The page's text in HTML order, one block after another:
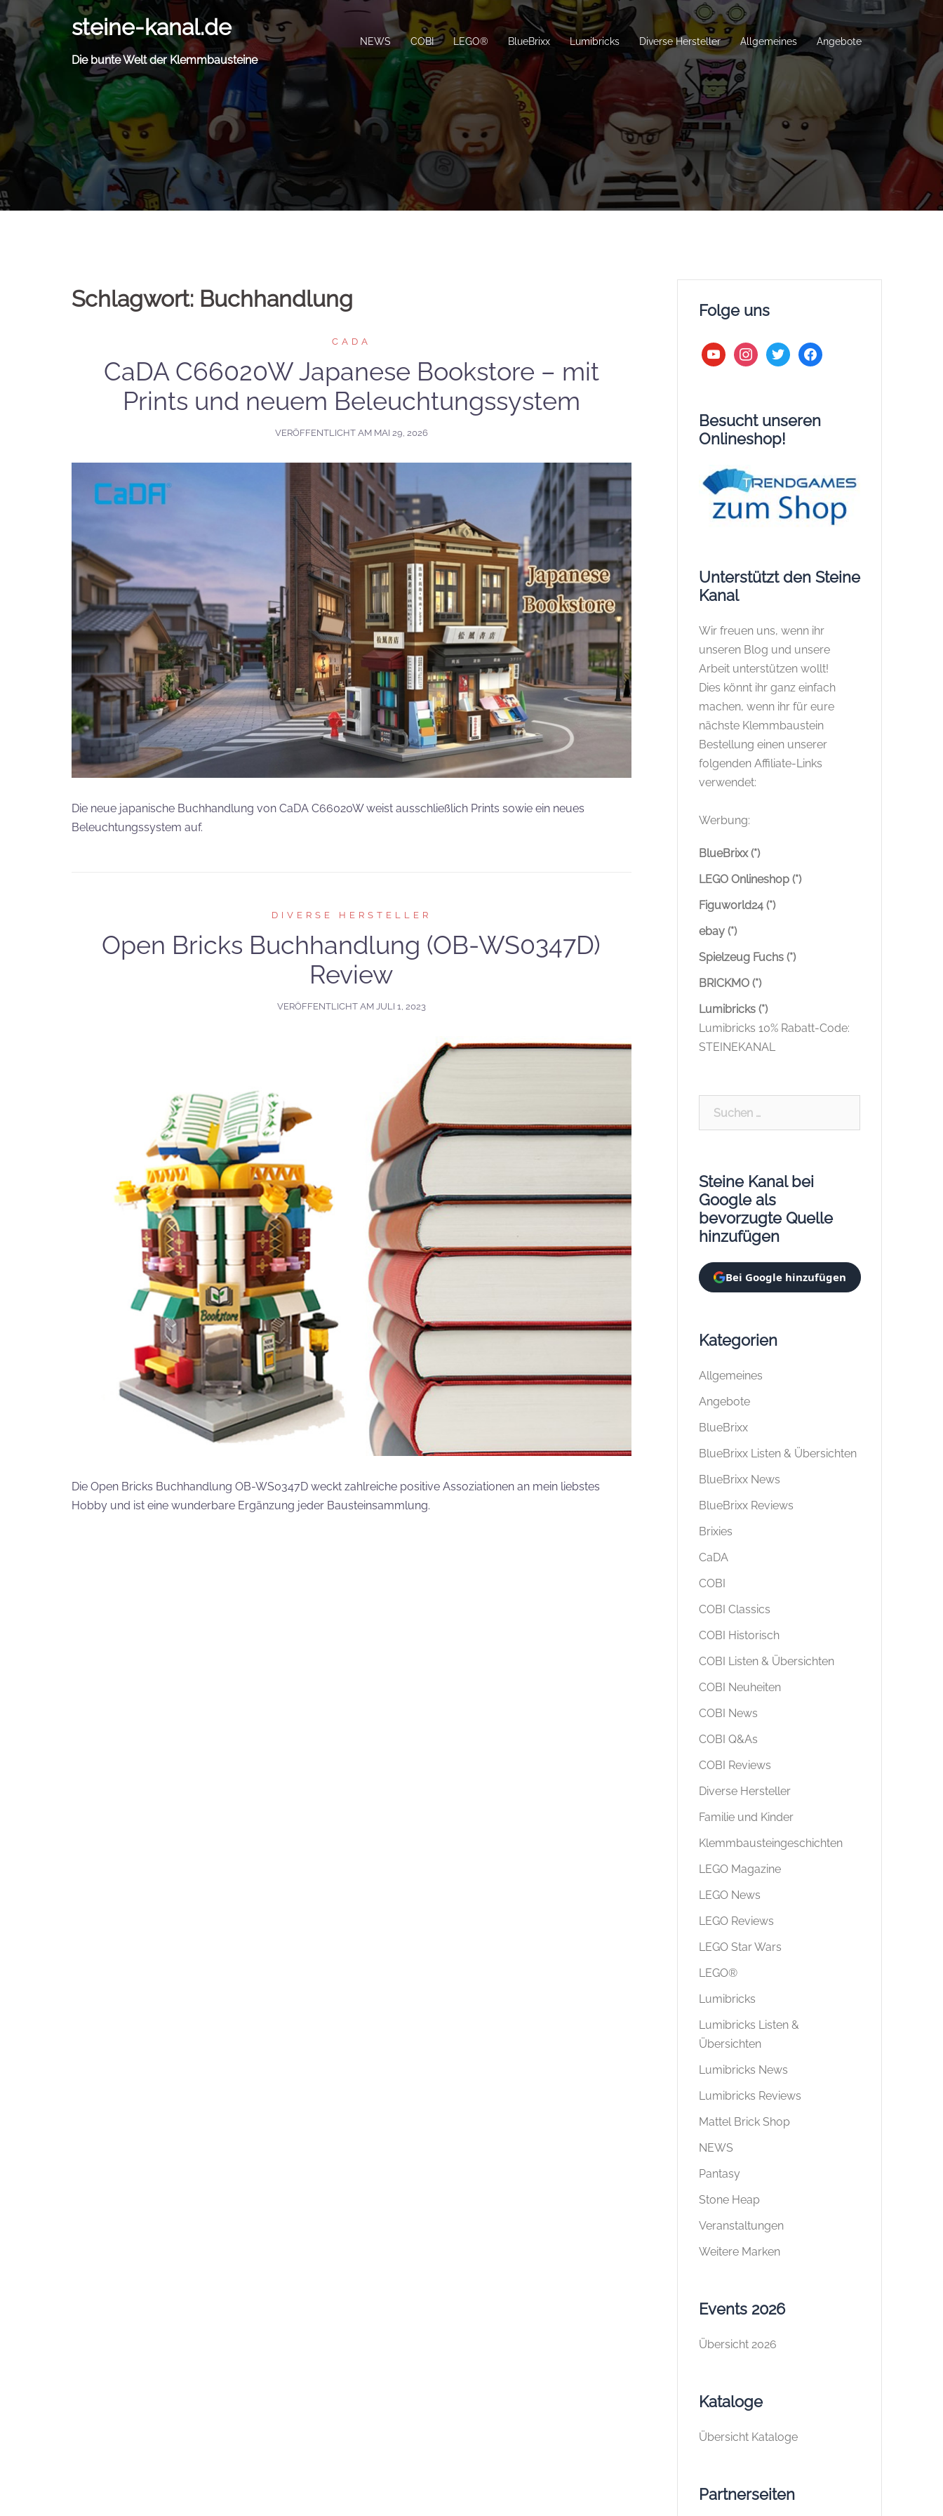
Zum
Inhalt
springen
steine-kanal.de
Die bunte Welt der Klemmbausteine
NEWS COBI LEGO® BlueBrixx Lumibricks Diverse Hersteller Allgemeines Angebote
Schlagwort: Buchhandlung
CADA
CaDA C66020W Japanese Bookstore – mit
Prints und neuem Beleuchtungssystem
VERÖFFENTLICHT AM MAI 29, 2026
Die neue japanische Buchhandlung von CaDA C66020W weist ausschließlich Prints sowie ein neues
Beleuchtungssystem auf.
DIVERSE HERSTELLER
Open Bricks Buchhandlung (OB-WS0347D)
Review
VERÖFFENTLICHT AM JULI 1, 2023
Die Open Bricks Buchhandlung OB-WS0347D weckt zahlreiche positive Assoziationen an mein liebstes
Hobby und ist eine wunderbare Ergänzung jeder Bausteinsammlung.
Folge uns
youtubeinstagram
twitter facebook
Besucht unseren
Onlineshop!
Unterstützt den Steine
Kanal
Wir freuen uns, wenn ihr
unseren Blog und unsere
Arbeit unterstützen wollt!
Dies könnt ihr ganz einfach
machen, wenn ihr für eure
nächste Klemmbaustein
Bestellung einen unserer
folgenden Affiliate-Links
verwendet:
Werbung:
BlueBrixx (*)
LEGO Onlineshop (*)
Figuworld24 (*)
ebay (*)
Spielzeug Fuchs (*)
BRICKMO (*)
Lumibricks (*)
Lumibricks 10% Rabatt-Code:
STEINEKANAL
Steine Kanal bei
Google als
bevorzugte Quelle
hinzufügen
Bei Google hinzufügen
Kategorien
Allgemeines
Angebote
BlueBrixx
BlueBrixx Listen & Übersichten
BlueBrixx News
BlueBrixx Reviews
Brixies
CaDA
COBI
COBI Classics
COBI Historisch
COBI Listen & Übersichten
COBI Neuheiten
COBI News
COBI Q&As
COBI Reviews
Diverse Hersteller
Familie und Kinder
Klemmbausteingeschichten
LEGO Magazine
LEGO News
LEGO Reviews
LEGO Star Wars
LEGO®
Lumibricks
Lumibricks Listen &
Übersichten
Lumibricks News
Lumibricks Reviews
Mattel Brick Shop
NEWS
Pantasy
Stone Heap
Veranstaltungen
Weitere Marken
Events 2026
Übersicht 2026
Kataloge
Übersicht Kataloge
Partnerseiten